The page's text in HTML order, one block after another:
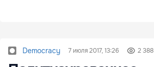
Democracy 7 июля 2017, 13:26 2 388